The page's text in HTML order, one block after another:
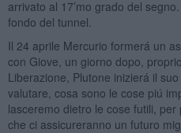
arrivato al 17’mo grado del
fondo del tunnel.
Il 24 aprile Mercurio formerá un
con Giove, un giorno dopo,
Liberazione, Plutone inizierá il
valutare, cosa sono le cose piú
lasceremo dietro le cose futili,
che ci assicureranno un futuro